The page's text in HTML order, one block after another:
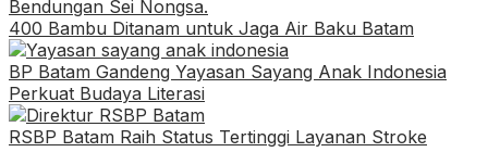
400 Bambu Ditanam untuk Jaga Air Baku Batam
BP Batam Gandeng Yayasan Sayang Anak Indonesia
Perkuat Budaya Literasi
RSBP Batam Raih Status Tertinggi Layanan Stroke